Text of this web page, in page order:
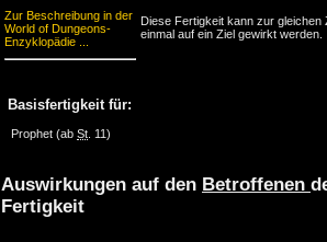
Zur Beschreibung in der
World of Dungeons-
Enzyklopädie ...
Basisfertigkeit für:
Prophet (ab St . 11)
Diese Fertigkeit kann zur gleichen
einmal auf ein Ziel gewirkt werden.
Auswirkungen auf den Betroffenen
Fertigkeit